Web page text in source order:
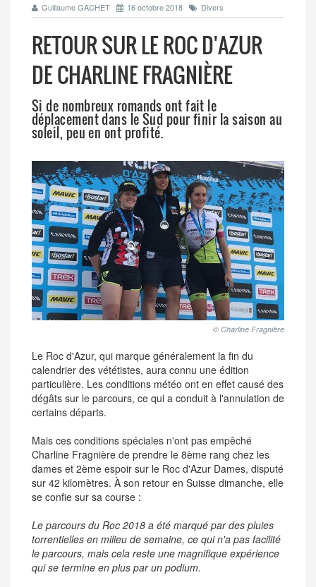
Guillaume GACHET 16 octobre 2018 Divers
RETOUR SUR LE ROC D'AZUR
DE CHARLINE FRAGNIÈRE
Si de nombreux romands ont fait le
déplacement dans le Sud pour finir la saison au
soleil, peu en ont profité.
© Charline Fragnière
Le Roc d'Azur, qui marque généralement la fin du
calendrier des vététistes, aura connu une édition
particulière. Les conditions météo ont en effet causé des
dégâts sur le parcours, ce qui a conduit à l'annulation de
certains départs.
Mais ces conditions spéciales n'ont pas empêché
Charline Fragnière de prendre le 8ème rang chez les
dames et 2ème espoir sur le Roc d'Azur Dames, disputé
sur 42 kilomètres. À son retour en Suisse dimanche, elle
se confie sur sa course :
Le parcours du Roc 2018 a été marqué par des pluies
torrentielles en milieu de semaine, ce qui n'a pas facilité
le parcours, mais cela reste une magnifique expérience
qui se termine en plus par un podium.